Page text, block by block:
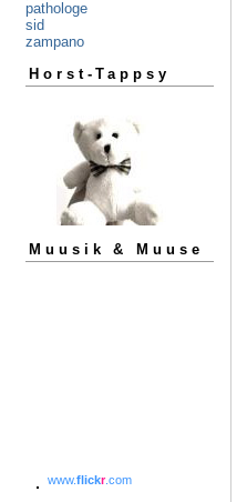
pathologe
sid
zampano
Horst-Tappsy
Muusik & Muuse
www.flickr.com